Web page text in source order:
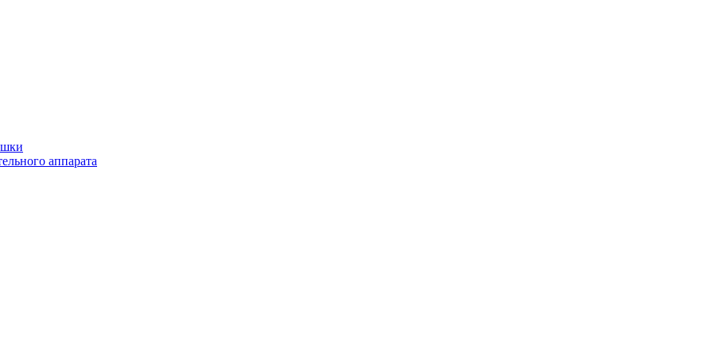
аппарата